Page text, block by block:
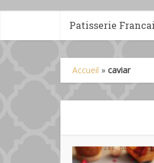
Patisserie
Accueil » caviar